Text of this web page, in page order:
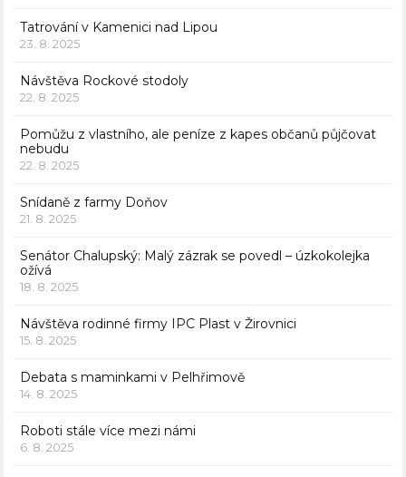
Tatrování v Kamenici nad Lipou
23. 8. 2025
Návštěva Rockové stodoly
22. 8. 2025
Pomůžu z vlastního, ale peníze z kapes občanů půjčovat
nebudu
22. 8. 2025
Snídaně z farmy Doňov
21. 8. 2025
Senátor Chalupský: Malý zázrak se povedl – úzkokolejka
ožívá
18. 8. 2025
Návštěva rodinné firmy IPC Plast v Žirovnici
15. 8. 2025
Debata s maminkami v Pelhřimově
14. 8. 2025
Roboti stále více mezi námi
6. 8. 2025